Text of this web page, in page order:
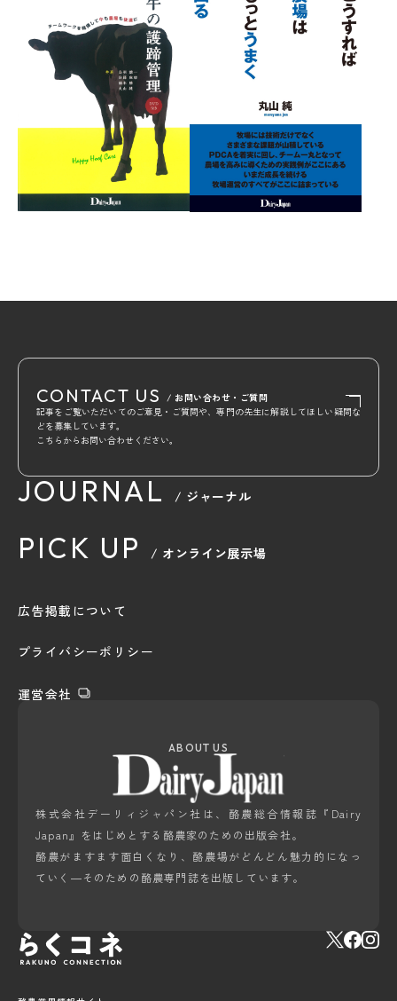
CONTACT US / お問い合わせ・ご質問
記事をご覧いただいてのご意見・ご質問や、専門の先生に解説してほしい疑問な
どを募集しています。
こちらからお問い合わせください。
JOURNAL / ジャーナル
PICK UP / オンライン展示場
広告掲載について
プライバシーポリシー
運営会社
ABOUT US
株式会社デーリィジャパン社は、酪農総合情報誌『Dairy
Japan』をはじめとする酪農家のための出版会社。
酪農がますます面白くなり、酪農場がどんどん魅力的になっ
ていく―そのための酪農専門誌を出版しています。